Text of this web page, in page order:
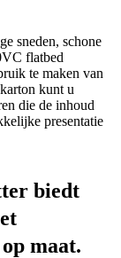
sneden, schone
flatbed
te maken van
kunt u
die de inhoud
presentatie
biedt
maat.